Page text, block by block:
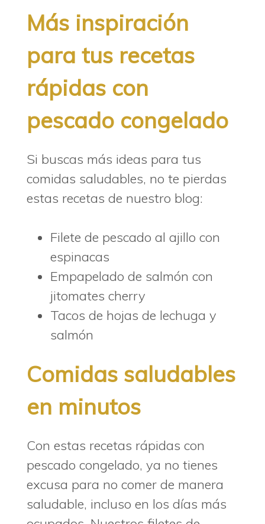
Más inspiración
para tus recetas
rápidas con
pescado congelado
Si buscas más ideas para tus
comidas saludables, no te pierdas
estas recetas de nuestro blog:
Filete de pescado al ajillo con
espinacas
Empapelado de salmón con
jitomates cherry
Tacos de hojas de lechuga y
salmón
Comidas saludables
en minutos
Con estas recetas rápidas con
pescado congelado, ya no tienes
excusa para no comer de manera
saludable, incluso en los días más